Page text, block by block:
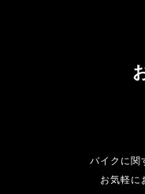
バイクに関
お気軽に